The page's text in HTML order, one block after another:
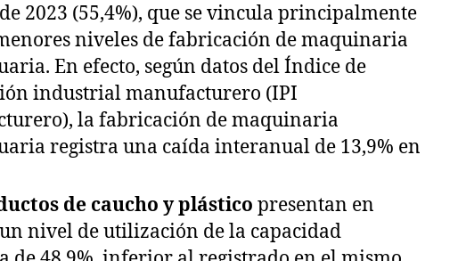
2023 (55,4%), que se vincula principalmente
niveles de fabricación de maquinaria
En efecto, según datos del Índice de
industrial manufacturero (IPI
la fabricación de maquinaria
registra una caída interanual de 13,9% en
de caucho y plástico presentan en
nivel de utilización de la capacidad